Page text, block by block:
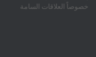
خصوصاً العلاقات السامة